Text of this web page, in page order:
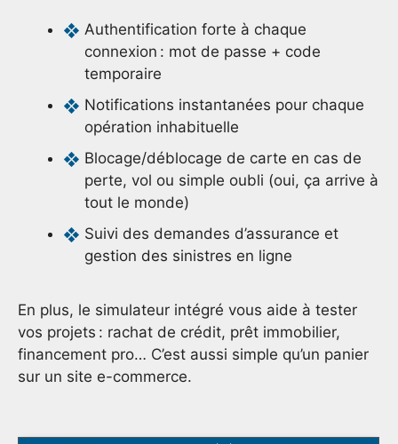
Authentification forte à chaque
connexion : mot de passe + code
temporaire
Notifications instantanées pour chaque
opération inhabituelle
Blocage/déblocage de carte en cas de
perte, vol ou simple oubli (oui, ça arrive à
tout le monde)
Suivi des demandes d’assurance et
gestion des sinistres en ligne
En plus, le simulateur intégré vous aide à tester
vos projets : rachat de crédit, prêt immobilier,
financement pro… C’est aussi simple qu’un panier
sur un site e-commerce.